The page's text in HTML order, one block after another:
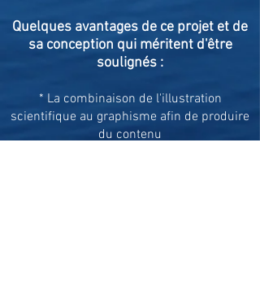
Quelques avantages de ce projet et de
sa conception qui méritent d'être
soulignés :
* La combinaison de l'illustration
scientifique au graphisme afin de produire
du contenu